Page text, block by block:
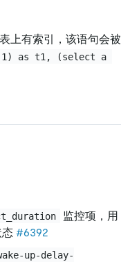
上有索引，该语句会被
as t1, (select a
监控项，用
态 #6392
up-delay-